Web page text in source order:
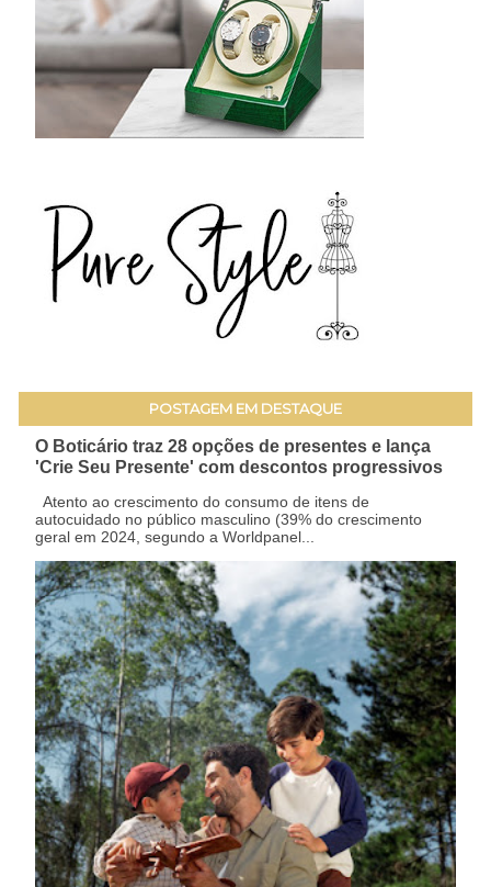
POSTAGEM EM DESTAQUE
O Boticário traz 28 opções de presentes e lança
'Crie Seu Presente' com descontos progressivos
Atento ao crescimento do consumo de itens de
autocuidado no público masculino (39% do crescimento
geral em 2024, segundo a Worldpanel...